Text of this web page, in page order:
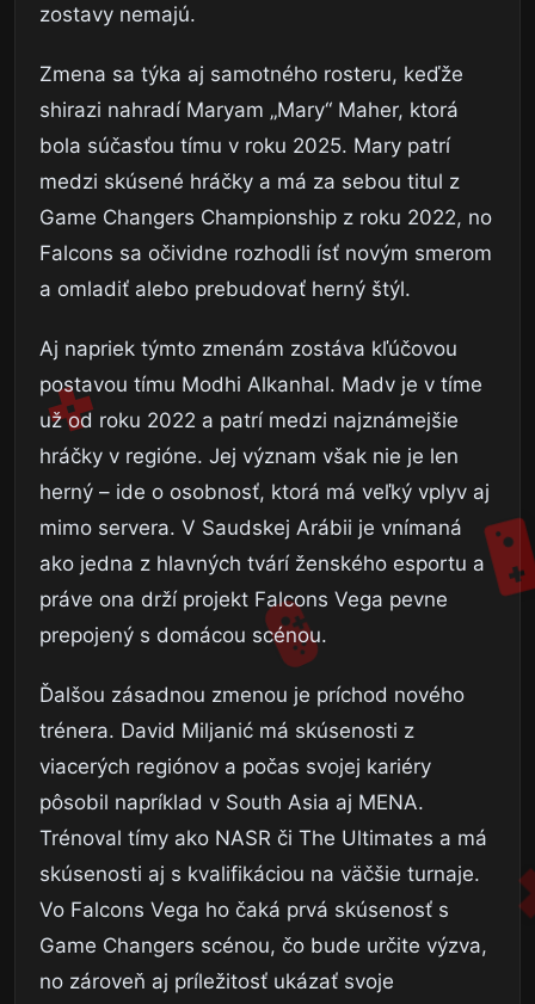
zostavy nemajú.
Zmena sa týka aj samotného rosteru, keďže
shirazi nahradí Maryam „Mary“ Maher, ktorá
bola súčasťou tímu v roku 2025. Mary patrí
medzi skúsené hráčky a má za sebou titul z
Game Changers Championship z roku 2022, no
Falcons sa očividne rozhodli ísť novým smerom
a omladiť alebo prebudovať herný štýl.
Aj napriek týmto zmenám zostáva kľúčovou
postavou tímu Modhi Alkanhal. Madv je v tíme
už od roku 2022 a patrí medzi najznámejšie
hráčky v regióne. Jej význam však nie je len
herný – ide o osobnosť, ktorá má veľký vplyv aj
mimo servera. V Saudskej Arábii je vnímaná
ako jedna z hlavných tvárí ženského esportu a
práve ona drží projekt Falcons Vega pevne
prepojený s domácou scénou.
Ďalšou zásadnou zmenou je príchod nového
trénera. David Miljanić má skúsenosti z
viacerých regiónov a počas svojej kariéry
pôsobil napríklad v South Asia aj MENA.
Trénoval tímy ako NASR či The Ultimates a má
skúsenosti aj s kvalifikáciou na väčšie turnaje.
Vo Falcons Vega ho čaká prvá skúsenosť s
Game Changers scénou, čo bude určite výzva,
no zároveň aj príležitosť ukázať svoje